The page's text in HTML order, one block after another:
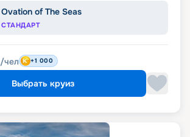
Ovation of The Seas
СТАНДАРТ
/чел +1 000
Выбрать круиз